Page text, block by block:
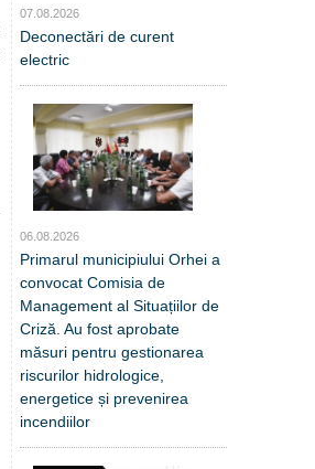
07.08.2026
Deconectări de curent
electric
06.08.2026
Primarul municipiului Orhei a
convocat Comisia de
Management al Situațiilor de
Criză. Au fost aprobate
măsuri pentru gestionarea
riscurilor hidrologice,
energetice și prevenirea
incendiilor